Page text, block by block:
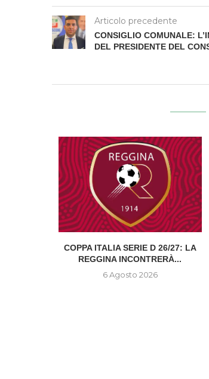
Articolo precedente
CONSIGLIO COMUNALE:
DEL PRESIDENTE DEL
COPPA ITALIA SERIE D 26/27: LA
REGGINA INCONTRERÀ...
6 Agosto 2026